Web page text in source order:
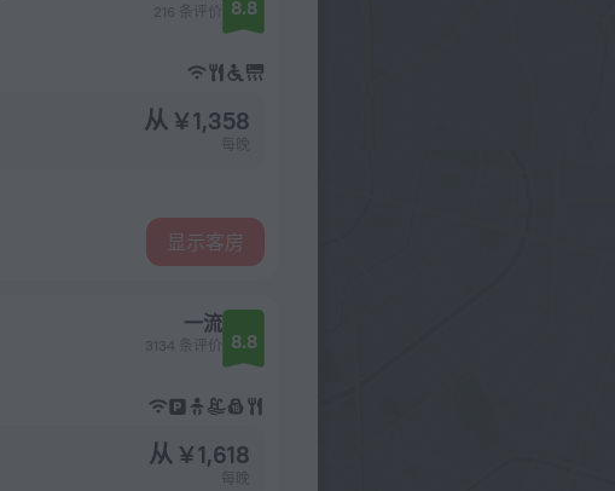
216 条评价 8.8
从 ¥ 1,358
显示客房
一流
3134 条评价 8.8
从 ¥ 1,618